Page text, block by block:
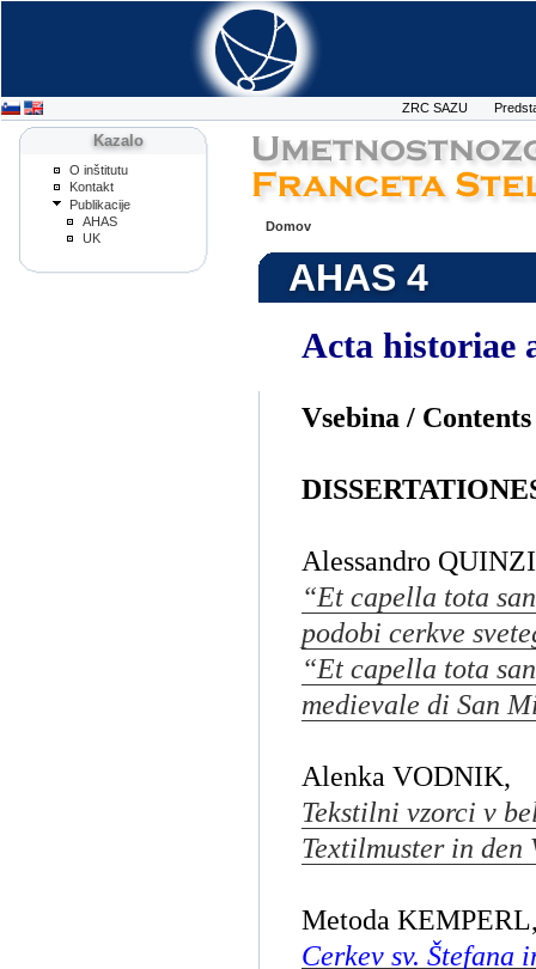
ZRC SAZU
Domov
AHAS 4
Acta historiae
Vsebina / Contents
Alessandro
“Et capella tota
podobi cerkve
“Et capella tota
medievale di San
Alenka VODNIK,
Tekstilni vzorci v
Textilmuster in
Metoda
Cerkev sv. Štefana
Kazalo
O inštitutu
Kontakt
Publikacije
AHAS
UK